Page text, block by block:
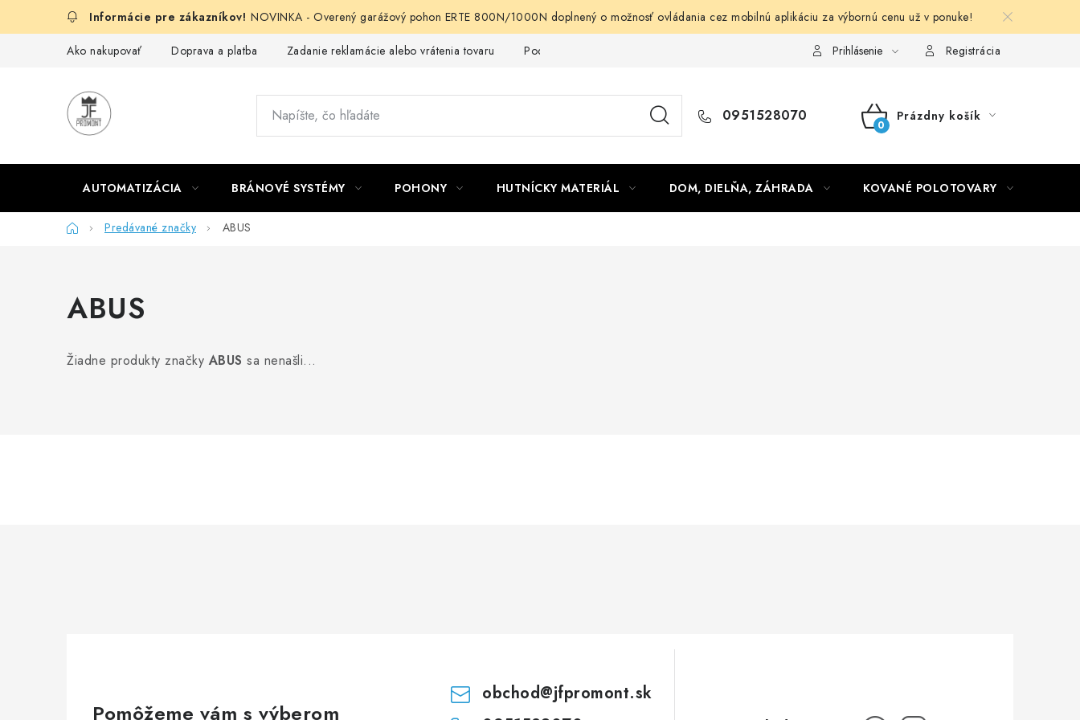
NOVINKA - Overený garážový pohon ERTE 800N/1000N doplnený o možnosť ovládania cez mobilnú aplikáciu za výbornú cenu už v ponuke!
Ako nakupovať Doprava a platba Zadanie reklamácie alebo vrátenia tovaru Podmienky ochrany osobných údajov Obchodné podmienkyPrihlásenie Registrácia
0951528070
NÁKUPNÝ
Prázdny košík
AUTOMATIZÁCIA BRÁNOVÉ SYSTÉMY POHONY HUTNÍCKY MATERIÁL DOM, DIELŇA, ZÁHRADA KOVANÉ POLOTOVARY
DomovPredávané značky ABUS
ABUS
Žiadne produkty značky ABUS sa nenašli...
Pomôžeme vám s výberom
obchod@jfpromont.sk